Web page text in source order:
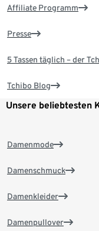
Affiliate Programm
Presse
5 Tassen täglich – der
Tchibo Blog
Unsere beliebtesten
Damenmode
Damenschmuck
Damenkleider
Damenpullover